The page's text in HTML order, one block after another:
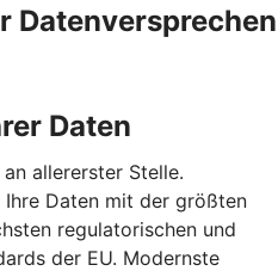
Datenversprechen
Daten
allererster Stelle.
Daten mit der größten
regulatorischen und
der EU. Modernste